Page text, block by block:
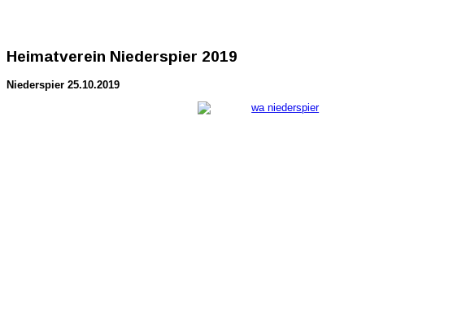
Heimatverein Niederspier 2019
Niederspier 25.10.2019